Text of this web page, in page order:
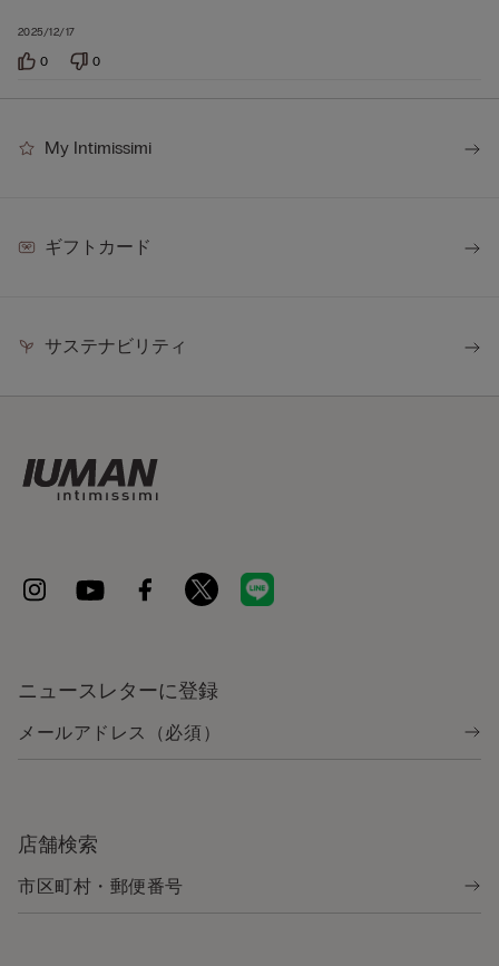
2025/12/17
0 0
My Intimissimi
ギフトカード
サステナビリティ
ニュースレターに登録
店舗検索